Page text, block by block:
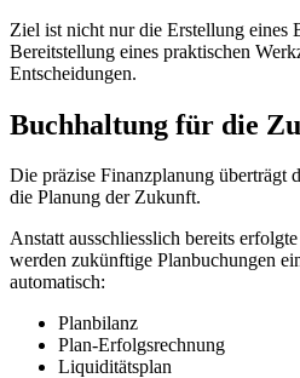
Ziel ist nicht nur die Erstellung eines
Bereitstellung eines praktischen
Entscheidungen.
Buchhaltung für die
Die präzise Finanzplanung überträgt
die Planung der Zukunft.
Anstatt ausschliesslich bereits
werden zukünftige Planbuchungen
automatisch:
Planbilanz
Plan-Erfolgsrechnung
Liquiditätsplan